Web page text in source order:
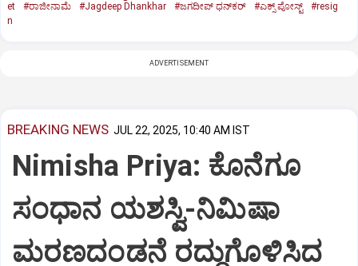
et
#ರಾಜೀನಾಮೆ #Jagdeep Dhankhar #ಜಗದೀಪ್‌ ಧನ್‌ಕರ್‌ #ಎಕ್ಸ್‌ ಪೋಸ್ಟ್
#resig
n
ADVERTISEMENT
BREAKING NEWS JUL 22, 2025, 10:40 AM IST
Nimisha Priya: ಕೊನೆಗೂ
ಸಂಧಾನ ಯಶಸ್ವಿ-ನಿಮಿಷಾ
ಮರಣದಂಡನೆ ರದ್ದುಗೊಳಿಸಿದ